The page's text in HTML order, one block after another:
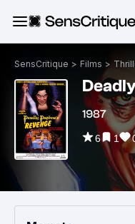
SensCritique > Films >
1987
6 1